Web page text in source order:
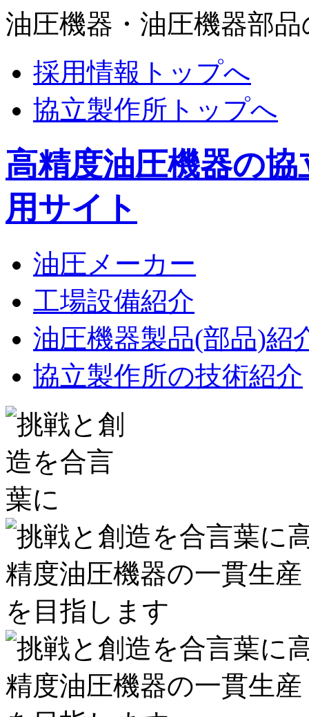
油圧機器・油圧機器部
採用情報トップへ
協立製作所トップへ
高精度油圧機器の
用サイト
油圧メーカー
工場設備紹介
油圧機器製品(部品)紹
協立製作所の技術紹介